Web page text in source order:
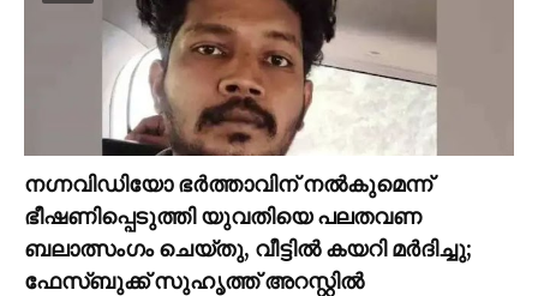
നഗ്നവിഡിയോ ഭര്‍ത്താവിന് നല്‍കുമെന്ന്
ഭീഷണിപ്പെടുത്തി യുവതിയെ പലതവണ
ബലാത്സംഗം ചെയ്തു, വീട്ടില്‍ കയറി മര്‍ദിച്ചു;
ഫേസ്ബുക്ക് സുഹൃത്ത് അറസ്റ്റില്‍